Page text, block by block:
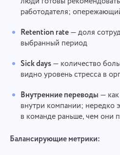
работодателя;
Retention rate— доля
выбранный период
Sick days— количество
видно уровень стресса в
Внутренние переводы —
внутри компании; нередко
в команде раньше, чем они
Балансирующие метрики: